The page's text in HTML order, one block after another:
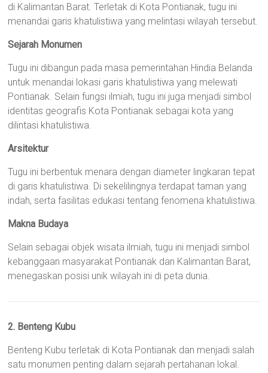
di Kalimantan Barat. Terletak di Kota Pontianak, tugu ini
menandai garis khatulistiwa yang melintasi wilayah tersebut.
Sejarah Monumen
Tugu ini dibangun pada masa pemerintahan Hindia Belanda
untuk menandai lokasi garis khatulistiwa yang melewati
Pontianak. Selain fungsi ilmiah, tugu ini juga menjadi simbol
identitas geografis Kota Pontianak sebagai kota yang
dilintasi khatulistiwa.
Arsitektur
Tugu ini berbentuk menara dengan diameter lingkaran tepat
di garis khatulistiwa. Di sekelilingnya terdapat taman yang
indah, serta fasilitas edukasi tentang fenomena khatulistiwa.
Makna Budaya
Selain sebagai objek wisata ilmiah, tugu ini menjadi simbol
kebanggaan masyarakat Pontianak dan Kalimantan Barat,
menegaskan posisi unik wilayah ini di peta dunia.
2. Benteng Kubu
Benteng Kubu terletak di Kota Pontianak dan menjadi salah
satu monumen penting dalam sejarah pertahanan lokal.